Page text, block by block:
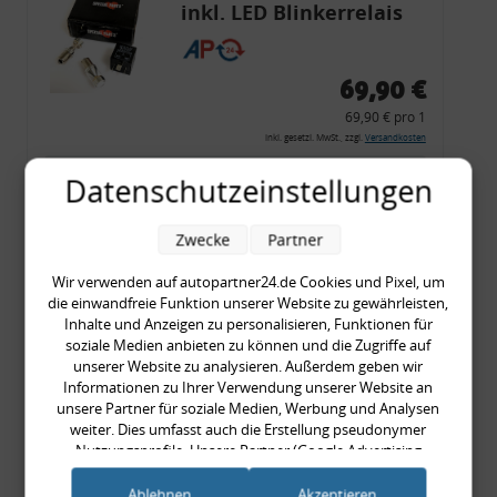
inkl. LED Blinkerrelais
CF 14
69,90 €
69,90 € pro 1
inkl. gesetzl. MwSt., zzgl. Versandkosten
Merkzettel
Rückleuchtenband mit
Blinker, rot, US-Ecken,
Audi 80 Cabrio, Typ 89,
OE-Nr.: 8G0945225 +
8G0945225C
999,99 €
999,99 € pro 1
Datenschutzeinstellungen
Wir verwenden auf autopartner24.de Cookies und Pixel, um
die einwandfreie Funktion unserer Website zu gewährleisten,
Inhalte und Anzeigen zu personalisieren, Funktionen für
soziale Medien anbieten zu können und die Zugriffe auf
unserer Website zu analysieren. Außerdem geben wir
Informationen zu Ihrer Verwendung unserer Website an
unsere Partner für soziale Medien, Werbung und Analysen
weiter. Dies umfasst auch die Erstellung pseudonymer
Nutzungsprofile. Unsere Partner (Google Advertising
Products) führen diese Informationen möglicherweise mit
weiteren Daten zusammen, die Sie ihnen bereitgestellt haben
Zwecke Partner